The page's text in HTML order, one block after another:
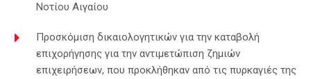
Νοτίου Αιγαίου
Προσκόμιση δικαιολογητικών για την καταβολή
επιχορήγησης για την αντιμετώπιση ζημιών
επιχειρήσεων, που προκλήθηκαν από τις πυρκαγιές της